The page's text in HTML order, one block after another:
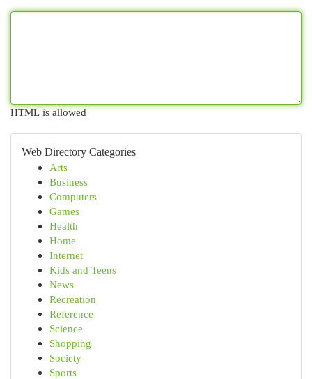
HTML is allowed
Web Directory Categories
Arts
Business
Computers
Games
Health
Home
Internet
Kids and Teens
News
Recreation
Reference
Science
Shopping
Society
Sports